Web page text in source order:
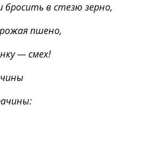
в стезю зерно,
пшено,
— смех!